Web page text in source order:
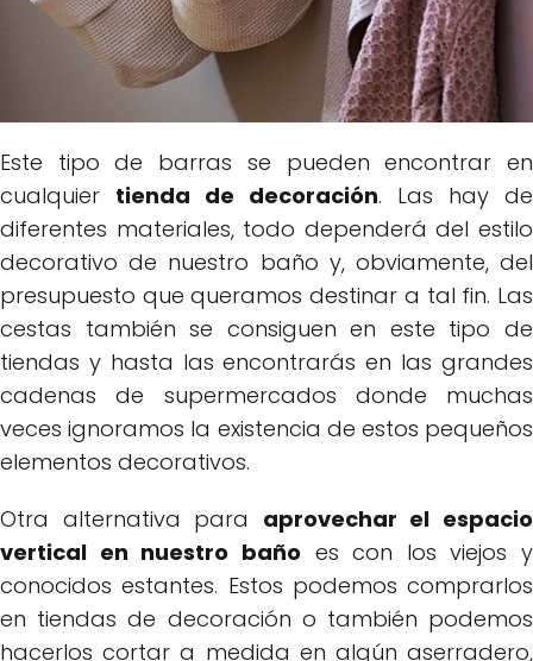
Este tipo de barras se pueden encontrar en
cualquier tienda de decoración. Las hay de
diferentes materiales, todo dependerá del estilo
decorativo de nuestro baño y, obviamente, del
presupuesto que queramos destinar a tal fin. Las
cestas también se consiguen en este tipo de
tiendas y hasta las encontrarás en las grandes
cadenas de supermercados donde muchas
veces ignoramos la existencia de estos pequeños
elementos decorativos.
Otra alternativa para aprovechar el espacio
vertical en nuestro baño es con los viejos y
conocidos estantes. Estos podemos comprarlos
en tiendas de decoración o también podemos
hacerlos cortar a medida en algún aserradero,